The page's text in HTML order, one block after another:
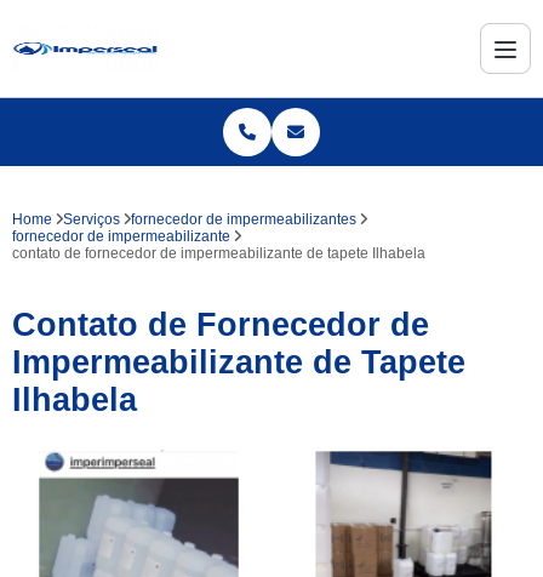
Home Serviços
fornecedor de impermeabilizantes
fornecedor de impermeabilizante
contato de fornecedor de impermeabilizante de tapete Ilhabela
Contato de Fornecedor de
Impermeabilizante de Tapete
Ilhabela